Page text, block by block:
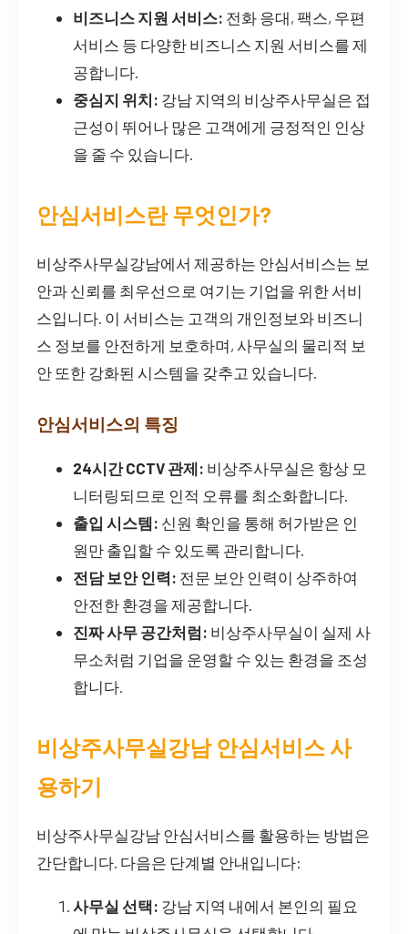
비즈니스 지원 서비스: 전화 응대, 팩스, 우편
서비스 등 다양한 비즈니스 지원 서비스를 제
공합니다.
중심지 위치: 강남 지역의 비상주사무실은 접
근성이 뛰어나 많은 고객에게 긍정적인 인상
을 줄 수 있습니다.
안심서비스란 무엇인가?
비상주사무실강남에서 제공하는 안심서비스는 보
안과 신뢰를 최우선으로 여기는 기업을 위한 서비
스입니다. 이 서비스는 고객의 개인정보와 비즈니
스 정보를 안전하게 보호하며, 사무실의 물리적 보
안 또한 강화된 시스템을 갖추고 있습니다.
안심서비스의 특징
24시간 CCTV 관제: 비상주사무실은 항상 모
니터링되므로 인적 오류를 최소화합니다.
출입 시스템: 신원 확인을 통해 허가받은 인
원만 출입할 수 있도록 관리합니다.
전담 보안 인력: 전문 보안 인력이 상주하여
안전한 환경을 제공합니다.
진짜 사무 공간처럼: 비상주사무실이 실제 사
무소처럼 기업을 운영할 수 있는 환경을 조성
합니다.
비상주사무실강남 안심서비스 사
용하기
비상주사무실강남 안심서비스를 활용하는 방법은
간단합니다. 다음은 단계별 안내입니다:
사무실 선택: 강남 지역 내에서 본인의 필요